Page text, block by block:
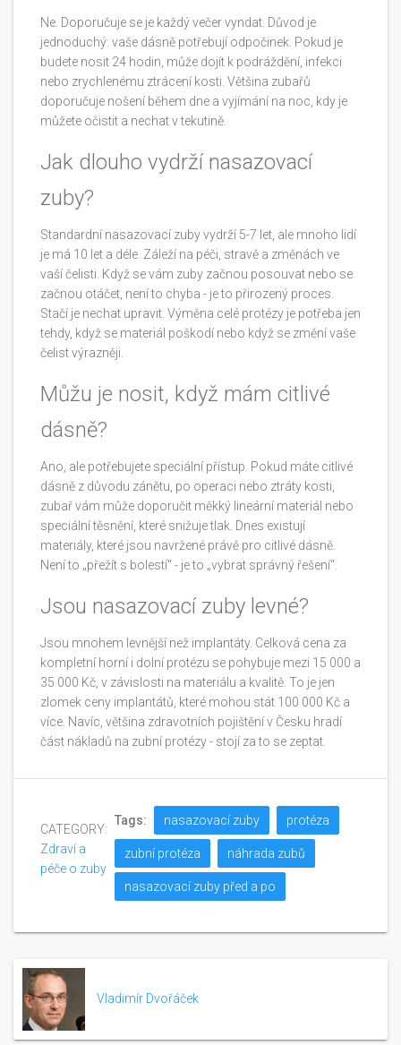
Ne. Doporučuje se je každý večer vyndat. Důvod je
jednoduchý: vaše dásně potřebují odpočinek. Pokud je
budete nosit 24 hodin, může dojít k podráždění, infekci
nebo zrychlenému ztrácení kosti. Většina zubařů
doporučuje nošení během dne a vyjímání na noc, kdy je
můžete očistit a nechat v tekutině.
Jak dlouho vydrží nasazovací
zuby?
Standardní nasazovací zuby vydrží 5-7 let, ale mnoho lidí
je má 10 let a déle. Záleží na péči, stravě a změnách ve
vaší čelisti. Když se vám zuby začnou posouvat nebo se
začnou otáčet, není to chyba - je to přirozený proces.
Stačí je nechat upravit. Výměna celé protézy je potřeba jen
tehdy, když se materiál poškodí nebo když se změní vaše
čelist výrazněji.
Můžu je nosit, když mám citlivé
dásně?
Ano, ale potřebujete speciální přístup. Pokud máte citlivé
dásně z důvodu zánětu, po operaci nebo ztráty kosti,
zubař vám může doporučit měkký lineární materiál nebo
speciální těsnění, které snižuje tlak. Dnes existují
materiály, které jsou navržené právě pro citlivé dásně.
Není to „přežít s bolestí“ - je to „vybrat správný řešení“.
Jsou nasazovací zuby levné?
Jsou mnohem levnější než implantáty. Celková cena za
kompletní horní i dolní protézu se pohybuje mezi 15 000 a
35 000 Kč, v závislosti na materiálu a kvalitě. To je jen
zlomek ceny implantátů, které mohou stát 100 000 Kč a
více. Navíc, většina zdravotních pojištění v Česku hradí
část nákladů na zubní protézy - stojí za to se zeptat.
CATEGORY:
Zdraví a
péče o zuby
Tags: nasazovací zuby protéza
zubní protéza náhrada zubů
nasazovací zuby před a po
Vladimír Dvořáček